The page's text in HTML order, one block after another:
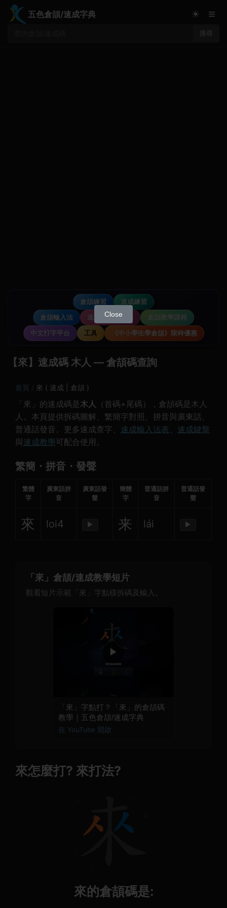
五色倉頡/速成字典
搜尋
☀ ≡
倉頡練習
速成練習
倉頡輸入法
速成輸入法教學
倉頡教學課程
中文打字平台
工具 《中小學生學倉頡》限時優惠
【來】速成碼 木人 — 倉頡碼查詢
首頁 來 ( 速成 | 倉頡 )
「來」的速成碼是 木人 （首碼+尾碼），倉頡碼是木人
人。本頁提供拆碼圖解、繁簡字對照、拼音與廣東話、
普通話發音。更多速成查字、 速成輸入法表、 速成鍵盤
與速成教學可配合使用。
繁簡・拼音・發聲
繁體
字
廣東話拼
音
廣東話發
聲
簡體
字
普通話拼
音
普通話發
聲
來 loi4 ▶ 来 lái ▶
「來」倉頡/速成教學短片
觀看短片示範「來」字點樣拆碼及輸入。
▶
「來」字點打？「來」的倉頡碼
教學｜五色倉頡/速成字典
在 YouTube 開啟
來怎麼打? 來打法?
來的倉頡碼是:
Close